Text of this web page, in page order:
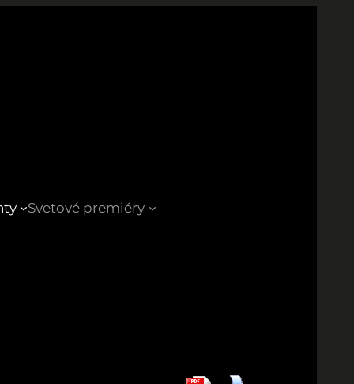
Svetové premiéry